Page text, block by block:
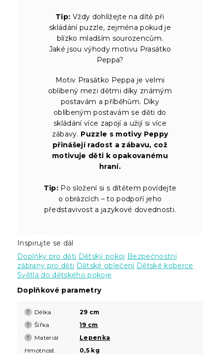
Tip: Vždy dohlížejte na dítě při
skládání puzzle, zejména pokud je
blízko mladším sourozencům.
Jaké jsou výhody motivu Prasátko
Peppa?
Motiv Prasátko Peppa je velmi
oblíbený mezi dětmi díky známým
postavám a příběhům. Díky
oblíbeným postavám se děti do
skládání více zapojí a užijí si více
zábavy. Puzzle s motivy Peppy
přinášejí radost a zábavu, což
motivuje děti k opakovanému
hraní.
Tip: Po složení si s dítětem povídejte
o obrázcích – to podpoří jeho
představivost a jazykové dovednosti.
Inspirujte se dál
Doplňky pro děti Dětský pokoj Bezpečnostní
zábrany pro děti Dětské oblečení Dětské koberce
Světla do dětského pokoje
Doplňkové parametry
? Délka 29 cm
? Šířka 19 cm
? Materiál
Lepenka
Hmotnost
0,5 kg